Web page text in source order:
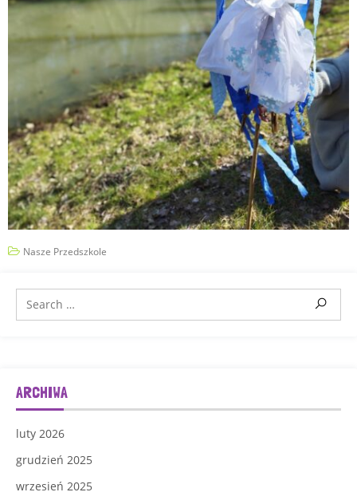
Nasze Przedszkole
ARCHIWA
luty 2026
grudzień 2025
wrzesień 2025